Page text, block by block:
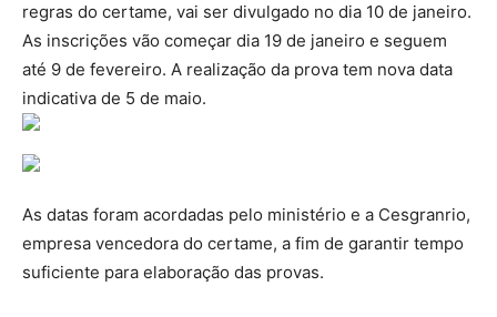
regras do certame, vai ser divulgado no dia 10 de janeiro.
As inscrições vão começar dia 19 de janeiro e seguem
até 9 de fevereiro. A realização da prova tem nova data
indicativa de 5 de maio.
As datas foram acordadas pelo ministério e a Cesgranrio,
empresa vencedora do certame, a fim de garantir tempo
suficiente para elaboração das provas.